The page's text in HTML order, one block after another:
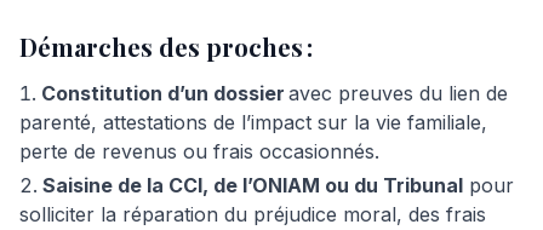
Démarches des proches :
Constitution d’un dossier avec preuves du lien de
parenté, attestations de l’impact sur la vie familiale,
perte de revenus ou frais occasionnés.
Saisine de la CCI, de l’ONIAM ou du Tribunal pour
solliciter la réparation du préjudice moral, des frais